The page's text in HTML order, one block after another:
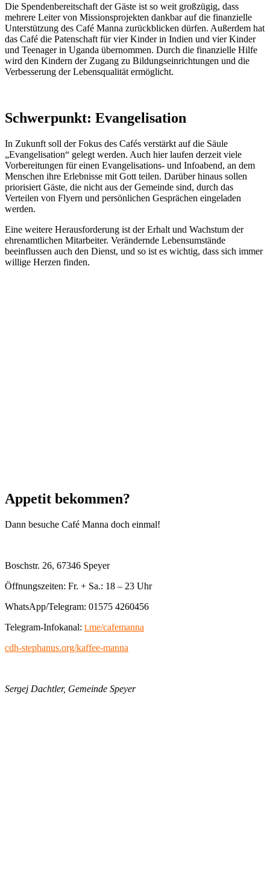
Die Spendenbereitschaft der Gäste ist so weit großzügig, dass
mehrere Leiter von Missionsprojekten dankbar auf die finanzielle
Unterstützung des Café Manna zurückblicken dürfen. Außerdem hat
das Café die Patenschaft für vier Kinder in Indien und vier Kinder
und Teenager in Uganda übernommen. Durch die finanzielle Hilfe
wird den Kindern der Zugang zu Bildungseinrichtungen und die
Verbesserung der Lebensqualität ermöglicht.
Schwerpunkt: Evangelisation
In Zukunft soll der Fokus des Cafés verstärkt auf die Säule
„Evangelisation“ gelegt werden. Auch hier laufen derzeit viele
Vorbereitungen für einen Evangelisations- und Infoabend, an dem
Menschen ihre Erlebnisse mit Gott teilen. Darüber hinaus sollen
priorisiert Gäste, die nicht aus der Gemeinde sind, durch das
Verteilen von Flyern und persönlichen Gesprächen eingeladen
werden.
Eine weitere Herausforderung ist der Erhalt und Wachstum der
ehrenamtlichen Mitarbeiter. Verändernde Lebensumstände
beeinflussen auch den Dienst, und so ist es wichtig, dass sich immer
willige Herzen finden.
Appetit bekommen?
Dann besuche Café Manna doch einmal!
Boschstr. 26, 67346 Speyer
Öffnungszeiten: Fr. + Sa.: 18 – 23 Uhr
WhatsApp/Telegram: 01575 4260456
Telegram-Infokanal: t.me/cafemanna
cdh-stephanus.org/kaffee-manna
Sergej Dachtler, Gemeinde Speyer